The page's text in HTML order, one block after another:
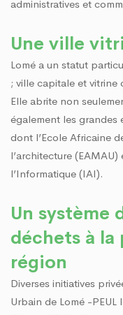
administratives et
Une ville
Lomé a un statut
; ville capitale et vitrine
Elle abrite non
également les grandes
dont l’Ecole Africaine
l’architecture
l’Informatique (IAI).
Un système
déchets à la
région
Diverses initiatives
Urbain de Lomé -